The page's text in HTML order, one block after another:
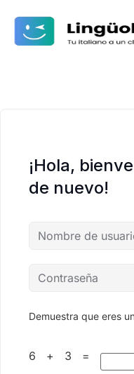
¡Hola,
de nuevo!
Demuestra que eres
6 + 3 =